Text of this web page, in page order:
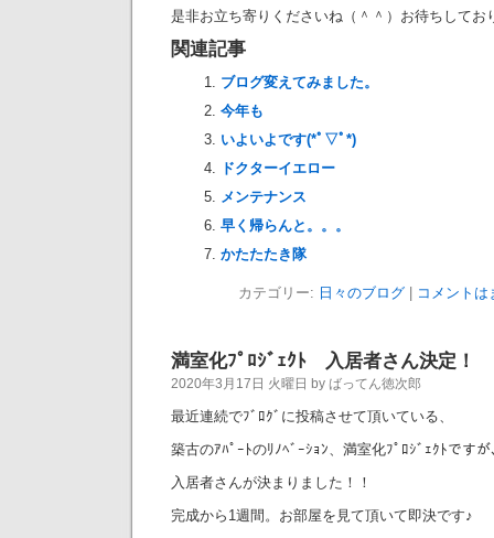
是非お立ち寄りくださいね（＾＾）お待ちしてお
関連記事
ブログ変えてみました。
今年も
いよいよです(*ﾟ▽ﾟ*)
ドクターイエロー
メンテナンス
早く帰らんと。。。
かたたたき隊
カテゴリー: 日々のブログ| コメントは
満室化ﾌﾟﾛｼﾞｪｸﾄ 入居者さん決定！
2020年3月17日 火曜日 by ばってん徳次郎
最近連続でﾌﾞﾛｸﾞに投稿させて頂いている、
築古のｱﾊﾟｰﾄのﾘﾉﾍﾞｰｼｮﾝ、満室化ﾌﾟﾛｼﾞｪｸﾄですが
入居者さんが決まりました！！
完成から1週間。お部屋を見て頂いて即決です♪